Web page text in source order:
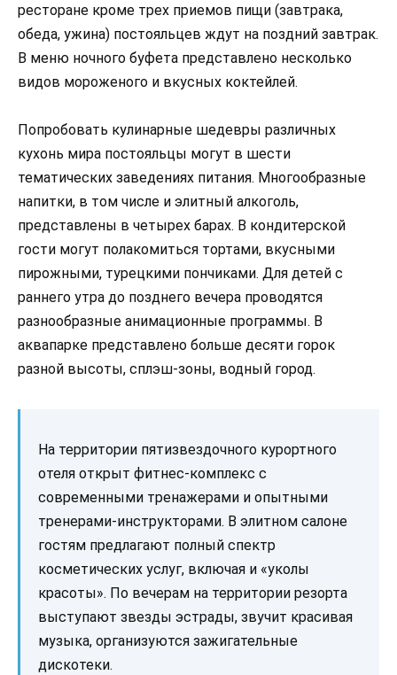
ресторане кроме трех приемов пищи (завтрака,
обеда, ужина) постояльцев ждут на поздний завтрак.
В меню ночного буфета представлено несколько
видов мороженого и вкусных коктейлей.
Попробовать кулинарные шедевры различных
кухонь мира постояльцы могут в шести
тематических заведениях питания. Многообразные
напитки, в том числе и элитный алкоголь,
представлены в четырех барах. В кондитерской
гости могут полакомиться тортами, вкусными
пирожными, турецкими пончиками. Для детей с
раннего утра до позднего вечера проводятся
разнообразные анимационные программы. В
аквапарке представлено больше десяти горок
разной высоты, сплэш-зоны, водный город.
На территории пятизвездочного курортного
отеля открыт фитнес-комплекс с
современными тренажерами и опытными
тренерами-инструкторами. В элитном салоне
гостям предлагают полный спектр
косметических услуг, включая и «уколы
красоты». По вечерам на территории резорта
выступают звезды эстрады, звучит красивая
музыка, организуются зажигательные
дискотеки.